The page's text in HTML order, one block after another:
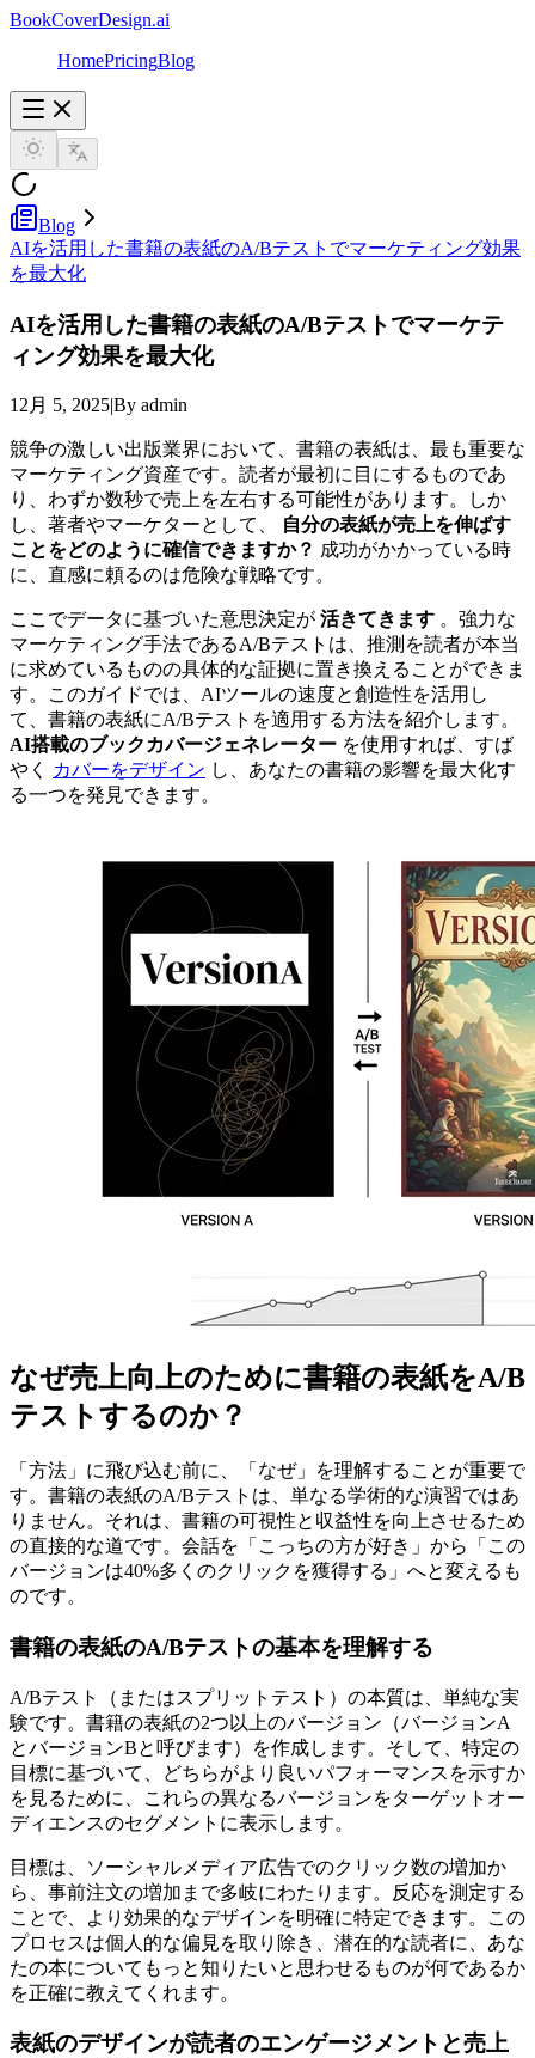
BookCoverDesign.ai
HomePricingBlog
Blog
AIを活用した書籍の表紙のA/Bテストでマーケティング効果
を最大化
AIを活用した書籍の表紙のA/Bテストでマーケテ
ィング効果を最大化
12月 5, 2025|By admin
競争の激しい出版業界において、書籍の表紙は、最も重要な
マーケティング資産です。読者が最初に目にするものであ
り、わずか数秒で売上を左右する可能性があります。しか
し、著者やマーケターとして、
自分の表紙が売上を伸ばす
ことをどのように確信できますか？ 成功がかかっている時
に、直感に頼るのは危険な戦略です。
ここでデータに基づいた意思決定が 活きてきます 。強力な
マーケティング手法であるA/Bテストは、推測を読者が本当
に求めているものの具体的な証拠に置き換えることができま
す。このガイドでは、AIツールの速度と創造性を活用し
て、書籍の表紙にA/Bテストを適用する方法を紹介します。
AI搭載のブックカバージェネレーター を使用すれば、すば
やく
カバーをデザイン し、あなたの書籍の影響を最大化す
る一つを発見できます。
なぜ売上向上のために書籍の表紙をA/B
テストするのか？
「方法」に飛び込む前に、「なぜ」を理解することが重要で
す。書籍の表紙のA/Bテストは、単なる学術的な演習ではあ
りません。それは、書籍の可視性と収益性を向上させるため
の直接的な道です。会話を「こっちの方が好き」から「この
バージョンは40%多くのクリックを獲得する」へと変えるも
のです。
書籍の表紙のA/Bテストの基本を理解する
A/Bテスト（またはスプリットテスト）の本質は、単純な実
験です。書籍の表紙の2つ以上のバージョン（バージョンA
とバージョンBと呼びます）を作成します。そして、特定の
目標に基づいて、どちらがより良いパフォーマンスを示すか
を見るために、これらの異なるバージョンをターゲットオー
ディエンスのセグメントに表示します。
目標は、ソーシャルメディア広告でのクリック数の増加か
ら、事前注文の増加まで多岐にわたります。反応を測定する
ことで、より効果的なデザインを明確に特定できます。この
プロセスは個人的な偏見を取り除き、潜在的な読者に、あな
たの本についてもっと知りたいと思わせるものが何であるか
を正確に教えてくれます。
表紙のデザインが読者のエンゲージメントと売上